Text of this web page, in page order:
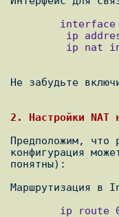
Не забудьте
2. Настройки NAT
Предположим, что
конфигурация
понятны):